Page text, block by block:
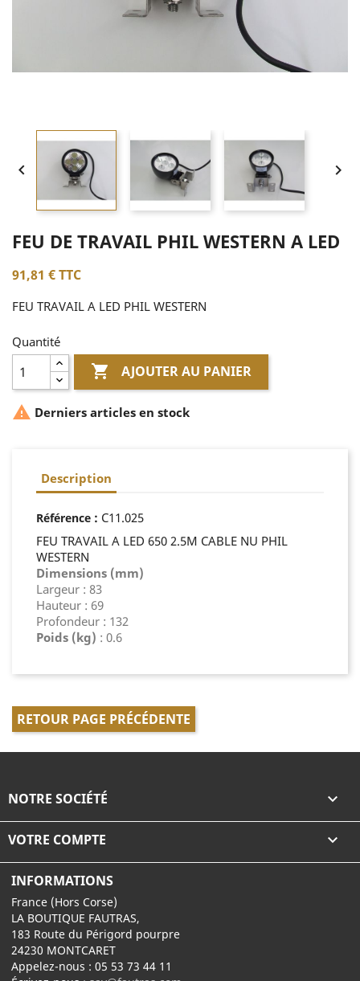
 
FEU DE TRAVAIL PHIL WESTERN A LED
91,81 €TTC
FEU TRAVAIL A LED PHIL WESTERN
Quantité
 AJOUTER AU PANIER
 Derniers articles en stock
Description
Référence : C11.025
FEU TRAVAIL A LED 650 2.5M CABLE NU PHIL
WESTERN
Dimensions (mm)
Largeur : 83
Hauteur : 69
Profondeur : 132
Poids (kg) : 0.6
RETOUR PAGE PRÉCÉDENTE
NOTRE SOCIÉTÉ 
VOTRE COMPTE 
INFORMATIONS
France (Hors Corse)
LA BOUTIQUE FAUTRAS,
183 Route du Périgord pourpre
24230 MONTCARET
Appelez-nous :05 53 73 44 11